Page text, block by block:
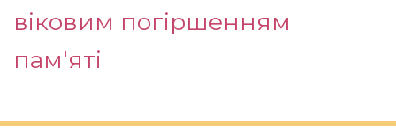
віковим погіршенням
пам'яті